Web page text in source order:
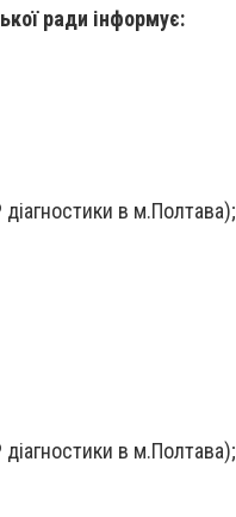
ради інформує:
в м.Полтава);
в м.Полтава);